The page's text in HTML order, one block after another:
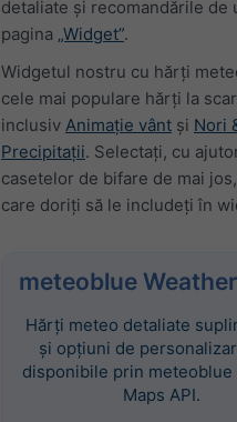
detaliate și recomandările de
pagina „Widget”.
Widgetul nostru cu hărți
cele mai populare hărți la
inclusiv Animație vânt și Nori
Precipitații. Selectați, cu
casetelor de bifare de mai
care doriți să le includeți în
meteoblue
Hărți meteo detaliate
și opțiuni de
disponibile prin meteoblue
Maps API.